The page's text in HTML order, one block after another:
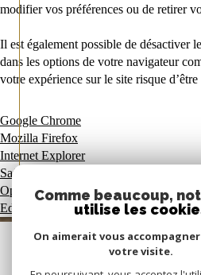
modifier vos préférences ou de retirer
Il est également possible de désactiver
dans les options de votre navigateur
votre expérience sur le site risque d’être
Google Chrome
Mozilla Firefox
Internet Explorer
Safari
Opera
Edge
Comme beaucoup,
utilise les
On aimerait vous
votre visite.